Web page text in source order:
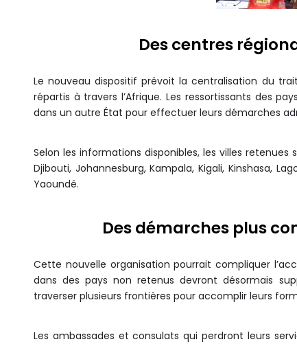
Des centres
Le nouveau dispositif prévoit la centralisation du
répartis à travers l’Afrique. Les ressortissants des
dans un autre État pour effectuer leurs démarches
Selon les informations disponibles, les villes retenues
Djibouti, Johannesburg, Kampala, Kigali, Kinshasa,
Yaoundé.
Des démarches plus
Cette nouvelle organisation pourrait compliquer
dans des pays non retenus devront désormais
traverser plusieurs frontières pour accomplir leurs
Les ambassades et consulats qui perdront leurs